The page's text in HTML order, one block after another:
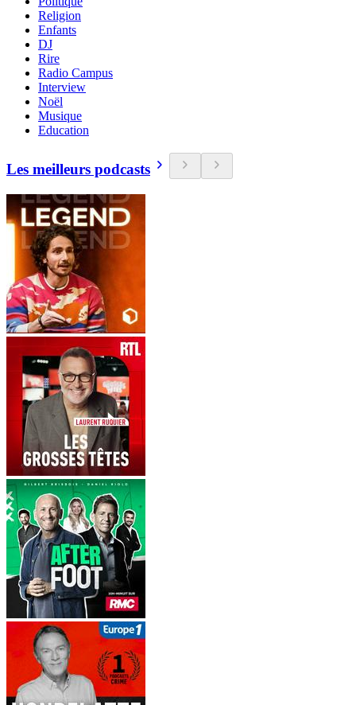
Religion
Enfants
DJ
Rire
Radio Campus
Interview
Noël
Musique
Education
Les meilleurs podcasts